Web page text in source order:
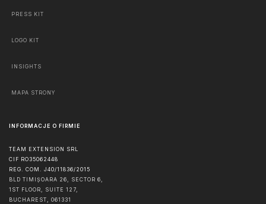
PRESS KIT
LOGO KIT
INSIGHTS
MAPA STRONY
INFORMACJE O FIRMIE
TEAM EXTENSION SRL
CIF RO35062448
REG. COM. J40/11836/2015
BLD TIMIȘOARA 26, SECTOR 6,
1ST FLOOR, SUITE 127,
BUCHAREST, 061331